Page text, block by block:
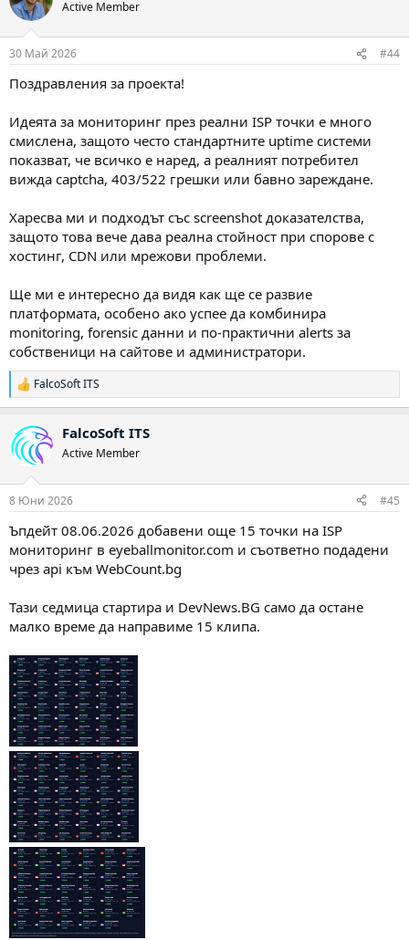
и
Active Member
30 Май 2026 #44
Поздравления за проекта!
Идеята за мониторинг през реални ISP точки е много
смислена, защото често стандартните uptime системи
показват, че всичко е наред, а реалният потребител
вижда captcha, 403/522 грешки или бавно зареждане.
Харесва ми и подходът със screenshot доказателства,
защото това вече дава реална стойност при спорове с
хостинг, CDN или мрежови проблеми.
Ще ми е интересно да видя как ще се развие
платформата, особено ако успее да комбинира
monitoring, forensic данни и по-практични alerts за
собственици на сайтове и администратори.
Р
е
к
ц
и
FalcoSoft ITS
FalcoSoft ITS
Active Member
8 Юни 2026 #45
Ъпдейт 08.06.2026 добавени още 15 точки на ISP
мониторинг в eyeballmonitor.com и съответно подадени
чрез api към WebCount.bg
Тази седмица стартира и DevNews.BG само да остане
малко време да направиме 15 клипа.